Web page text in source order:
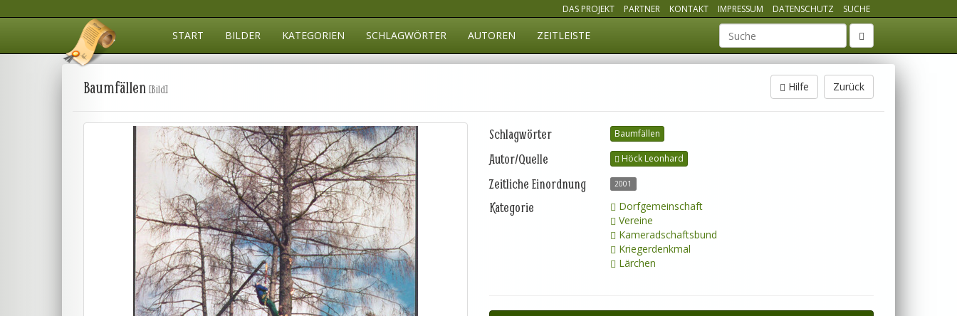
DAS PROJEKT PARTNER KONTAKT IMPRESSUM DATENSCHUTZ SUCHE
START BILDER KATEGORIEN SCHLAGWÖRTER AUTOREN ZEITLEISTE Suchbegriff
Zurück
Hilfe
Baumfällen [Bild]
Schlagwörter Baumfällen
Autor/Quelle Höck Leonhard
Zeitliche Einordnung 2001
Kategorie
Dorfgemeinschaft
Vereine
Kameradschaftsbund
Kriegerdenkmal
Lärchen